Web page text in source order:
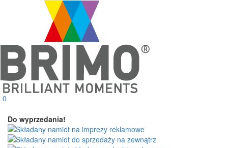
0
Do wyprzedania!